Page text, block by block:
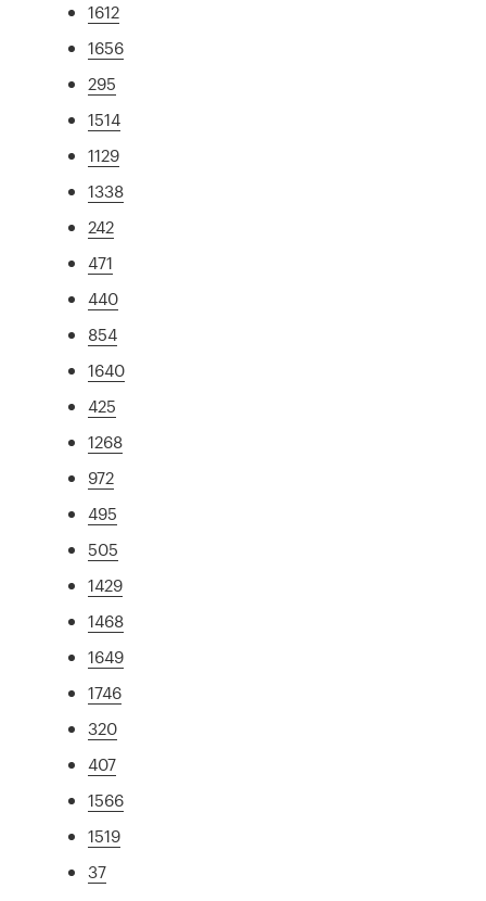
1612
1656
295
1514
1129
1338
242
471
440
854
1640
425
1268
972
495
505
1429
1468
1649
1746
320
407
1566
1519
37